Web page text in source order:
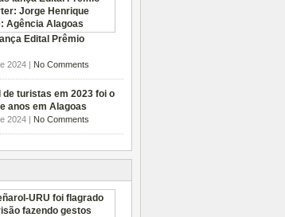
Edital Prêmio
2024 | No Comments
de turistas em 2023 foi o
anos em Alagoas
2024 | No Comments